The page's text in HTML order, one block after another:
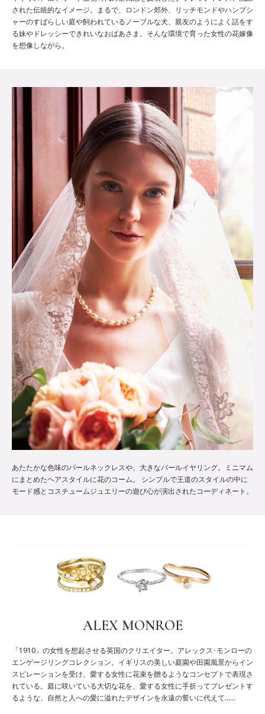
された伝統的なイメージ。まるで、ロンドン郊外、リッチモンドやハンプシ
ャーのすばらしい庭や飼われているノーブルな犬、親友のようによく話をす
る妹やドレッシーできれいなおばあさま。そんな環境で育った女性の花嫁像
を想像しながら。
あたたかな色味のパールネックレスや、大きなパールイヤリング。ミニマム
にまとめたヘアスタイルに花のコーム。 シンプルで王道のスタイルの中に
モード感とコスチュームジュエリーの遊び心が演出されたコーディネート。
ALEX MONROE
「1910」の女性を想起させる英国のクリエイター。アレックス･モンローの
エンゲージリングコレクション。イギリスの美しい庭園や田園風景からイン
スピレーションを受け、愛する女性に花束を贈るようなコンセプトで表現さ
れている。庭に咲いている大切な花を、愛する女性に手折ってプレゼントす
るような、自然と人への愛に溢れたデザインを永遠の誓いに代えて……